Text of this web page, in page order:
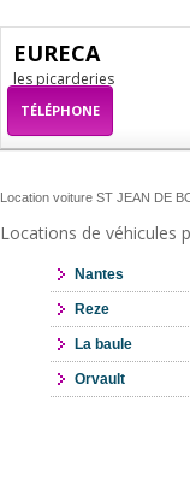
EURECA
les picarderies
TÉLÉPHONE
Location voiture ST JEAN DE
Locations de véhicules
Nantes
Reze
La baule
Orvault